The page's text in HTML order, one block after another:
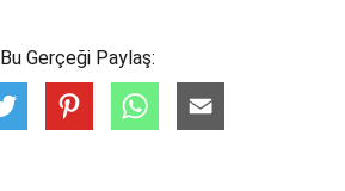
Bu Gerçeği Paylaş: